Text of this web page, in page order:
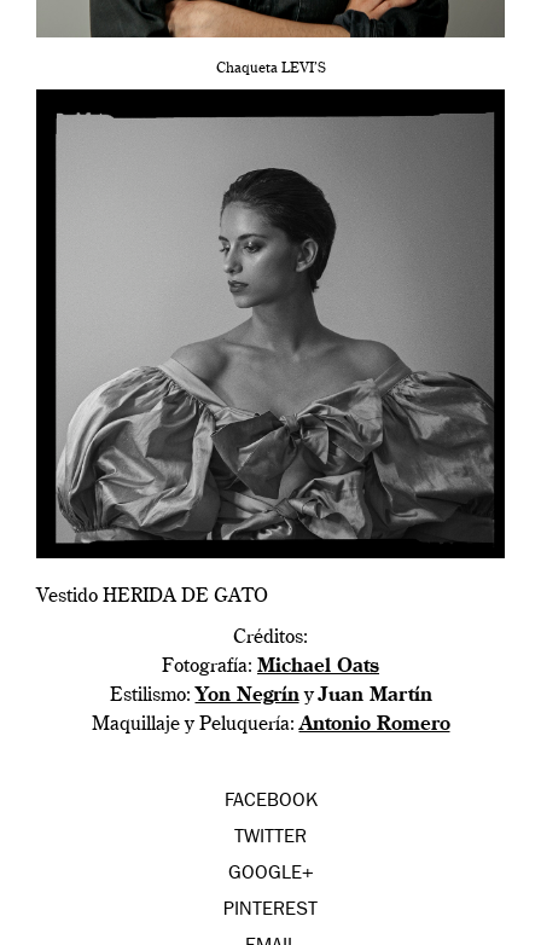
Chaqueta LEVI’S
Vestido HERIDA DE GATO
Créditos:
Fotografía: Michael Oats
Estilismo: Yon NegrínyJuan Martín
Maquillaje y Peluquería:Antonio Romero
FACEBOOK
TWITTER
GOOGLE+
PINTEREST